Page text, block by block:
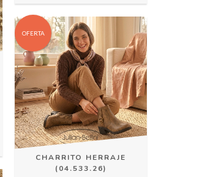
OFERTA
CHARRITO HERRAJE
(04.533.26)